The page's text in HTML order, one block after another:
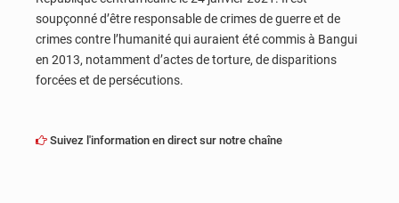
soupçonné d’être responsable de crimes de guerre et de
crimes contre l’humanité qui auraient été commis à Bangui
en 2013, notamment d’actes de torture, de disparitions
forcées et de persécutions.
Suivez l'information en direct sur notre chaîne